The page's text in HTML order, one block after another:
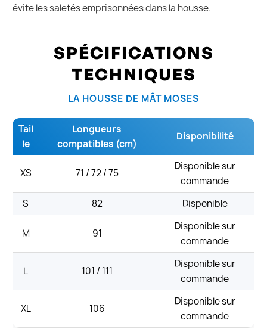
évite les saletés emprisonnées dans la housse.
SPÉCIFICATIONS
TECHNIQUES
LA HOUSSE DE MÂT MOSES
Tail
le
Longueurs
compatibles (cm)
Disponibilité
XS 71 / 72 / 75
Disponible sur
commande
S
82 Disponible
M 91
Disponible sur
commande
L 101 / 111
Disponible sur
commande
XL 106
Disponible sur
commande